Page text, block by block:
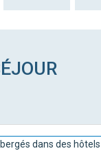
dans des